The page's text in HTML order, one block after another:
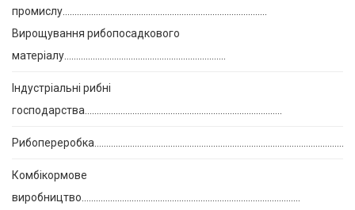
промислу…………………………………………………………………………..
Вирощування рибопосадкового
матеріалу…………………………………………………………..
Індустріальні рибні
господарства………………………………………………………………………..
Комбікормове
виробництво………………………………………………………………………………..